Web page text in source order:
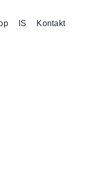
IS Kontakt